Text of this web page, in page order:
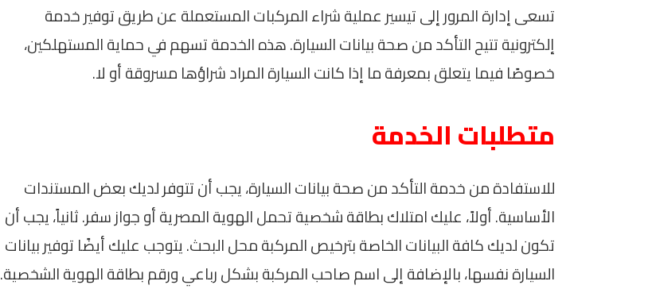
تسعى إدارة المرور إلى تيسير عملية شراء المركبات المستعملة عن طريق توفير خدمة
إلكترونية تتيح التأكد من صحة بيانات السيارة. هذه الخدمة تسهم في حماية المستهلكين،
خصوصًا فيما يتعلق بمعرفة ما إذا كانت السيارة المراد شراؤها مسروقة أو لا.
متطلبات الخدمة
للاستفادة من خدمة التأكد من صحة بيانات السيارة، يجب أن تتوفر لديك بعض المستندات
الأساسية. أولاً، عليك امتلاك بطاقة شخصية تحمل الهوية المصرية أو جواز سفر. ثانياً، يجب أن
تكون لديك كافة البيانات الخاصة بترخيص المركبة محل البحث. يتوجب عليك أيضًا توفير بيانات
السيارة نفسها، بالإضافة إلى اسم صاحب المركبة بشكل رباعي ورقم بطاقة الهوية الشخصية.